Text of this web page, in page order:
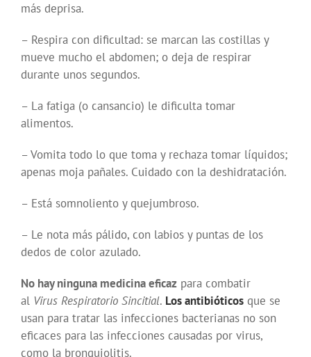
más deprisa.
– Respira con dificultad: se marcan las costillas y
mueve mucho el abdomen; o deja de respirar
durante unos segundos.
– La fatiga (o cansancio) le dificulta tomar
alimentos.
– Vomita todo lo que toma y rechaza tomar líquidos;
apenas moja pañales. Cuidado con la deshidratación.
– Está somnoliento y quejumbroso.
– Le nota más pálido, con labios y puntas de los
dedos de color azulado.
No hay ninguna medicina eficaz para combatir
al Virus Respiratorio Sincitial. Los antibióticos que se
usan para tratar las infecciones bacterianas no son
eficaces para las infecciones causadas por virus,
como la bronquiolitis.